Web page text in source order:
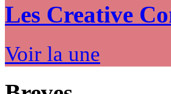
Les Creative
Voir la une